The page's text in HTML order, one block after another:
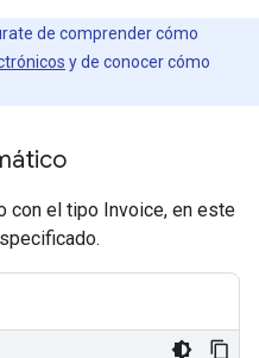
de comprender cómo
y de conocer cómo
con el tipo Invoice, en este